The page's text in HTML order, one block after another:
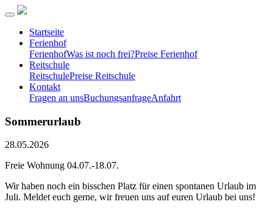
Startseite
Ferienhof
FerienhofWas ist noch frei?Preise Ferienhof
Reitschule
ReitschulePreise Reitschule
Kontakt
Fragen an unsBuchungsanfrageAnfahrt
Sommerurlaub
28.05.2026
Freie Wohnung 04.07.-18.07.
Wir haben noch ein bisschen Platz für einen spontanen Urlaub im
Juli. Meldet euch gerne, wir freuen uns auf euren Urlaub bei uns!